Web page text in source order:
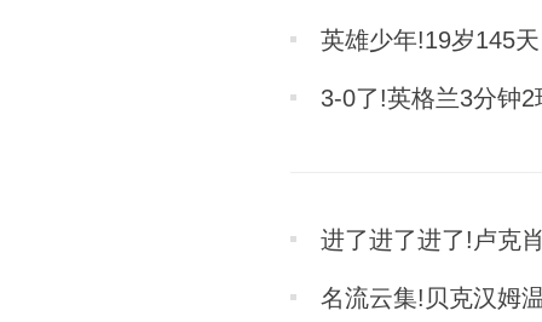
英雄少年!19岁145
3-0了!英格兰3分钟
进了进了进了!卢克
名流云集!贝克汉姆